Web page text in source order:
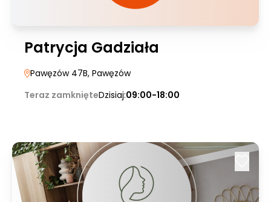
Patrycja Gadziała
Pawęzów 47B, Pawęzów
Teraz zamknięteDzisiaj:09:00-18:00